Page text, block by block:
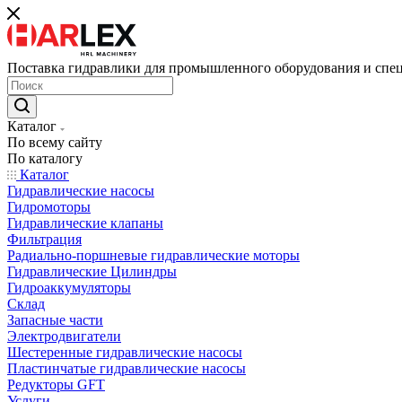
Поставка гидравлики для промышленного оборудования и
Каталог
По всему сайту
По каталогу
Каталог
Гидравлические насосы
Гидромоторы
Гидравлические клапаны
Фильтрация
Радиально-поршневые гидравлические моторы
Гидравлические Цилиндры
Гидроаккумуляторы
Склад
Запасные части
Электродвигатели
Шестеренные гидравлические насосы
Пластинчатые гидравлические насосы
Редукторы GFT